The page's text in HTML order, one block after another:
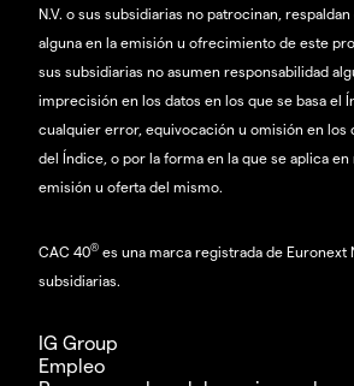
N.V. o sus subsidiarias no patrocinan,
alguna en la emisión u ofrecimiento de este
sus subsidiarias no asumen responsabilidad
imprecisión en los datos en los que se basa el
cualquier error, equivocación u omisión en los
del Índice, o por la forma en la que se aplica
emisión u oferta del mismo.
CAC 40® es una marca registrada de Euronext
subsidiarias.
IG Group
Empleo